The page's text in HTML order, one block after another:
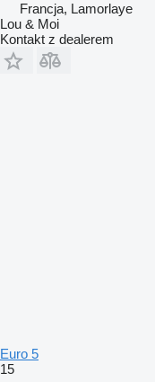
Francja, Lamorlaye
Lou & Moi
Kontakt z dealerem
Euro 5
15